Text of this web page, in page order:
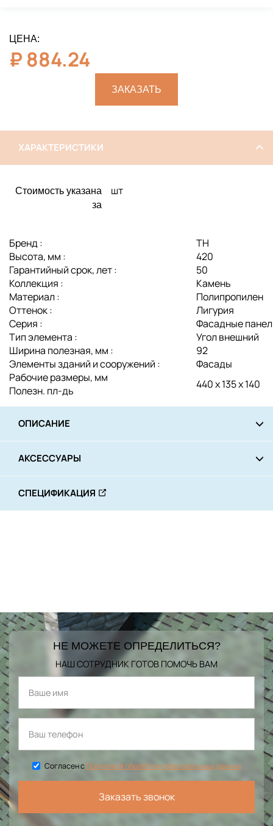
ЦЕНА:
₽ 884.24
ЗАКАЗАТЬ
ХАРАКТЕРИСТИКИ
Стоимость указана
за
шт
Бренд :
ТН
Высота, мм :
420
Гарантийный срок, лет :
50
Коллекция :
Камень
Материал :
Полипропилен
Оттенок :
Лигурия
Серия :
Фасадные
Тип элемента :
Угол внешний
Ширина полезная, мм :
92
Элементы зданий и сооружений :
Фасады
Рабочие размеры, мм
Полезн. пл-дь
440 х 135 х 140
ОПИСАНИЕ
АКСЕССУАРЫ
СПЕЦИФИКАЦИЯ
НЕ МОЖЕТЕ ОПРЕДЕЛИТЬСЯ?
НАШ СОТРУДНИК ГОТОВ ПОМОЧЬ ВАМ
Согласен сПолитикой обработки персональных данных
Заказать звонок